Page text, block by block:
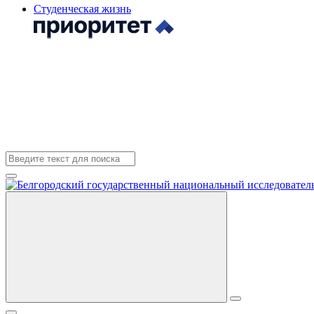
Студенческая жизнь